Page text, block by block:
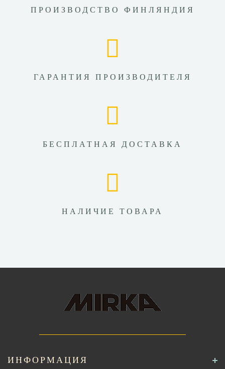
ПРОИЗВОДСТВО ФИНЛЯНДИЯ
ГАРАНТИЯ ПРОИЗВОДИТЕЛЯ
БЕСПЛАТНАЯ ДОСТАВКА
НАЛИЧИЕ ТОВАРА
ИНФОРМАЦИЯ